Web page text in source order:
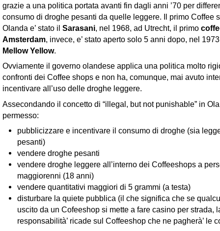
grazie a una politica portata avanti fin dagli anni ’70 per
consumo di droghe pesanti da quelle leggere. Il primo Coffee
Olanda e’ stato il Sarasani, nel 1968, ad Utrecht, il primo
Amsterdam, invece, e’ stato aperto solo 5 anni dopo, nel
Mellow Yellow.
Ovviamente il governo olandese applica una politica molto
confronti dei Coffee shops e non ha, comunque, mai avuto
incentivare all’uso delle droghe leggere.
Assecondando il concetto di “illegal, but not punishable” in
permesso:
pubblicizzare e incentivare il consumo di droghe (sia
pesanti)
vendere droghe pesanti
vendere droghe leggere all’interno dei Coffeeshops a
maggiorenni (18 anni)
vendere quantitativi maggiori di 5 grammi (a testa)
disturbare la quiete pubblica (il che significa che se
uscito da un Cofeeshop si mette a fare casino per strada,
responsabilità’ ricade sul Coffeeshop che ne pagherà’ le